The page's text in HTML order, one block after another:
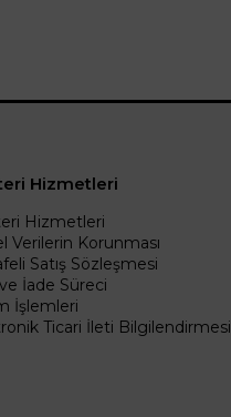
Hizmetleri
Hizmetleri
Verilerin Korunması
Satış Sözleşmesi
İade Süreci
İşlemleri
Ticari İleti Bilgilendirmesi